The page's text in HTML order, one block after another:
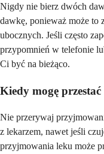
Nigdy nie bierz dwóch
dawkę, ponieważ może
ubocznych. Jeśli często
przypomnień w telefonie
Ci być na bieżąco.
Kiedy mogę
Nie przerywaj
z lekarzem, nawet jeśli
przyjmowania leku może